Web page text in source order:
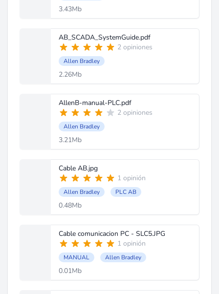
3.43Mb
AB_SCADA_SystemGuide.pdf
2 opiniones
Allen Bradley
2.26Mb
AllenB-manual-PLC.pdf
2 opiniones
Allen Bradley
3.21Mb
Cable AB.jpg
1 opinión
Allen Bradley PLC AB
0.48Mb
Cable comunicacion PC - SLC5.JPG
1 opinión
MANUAL Allen Bradley
0.01Mb